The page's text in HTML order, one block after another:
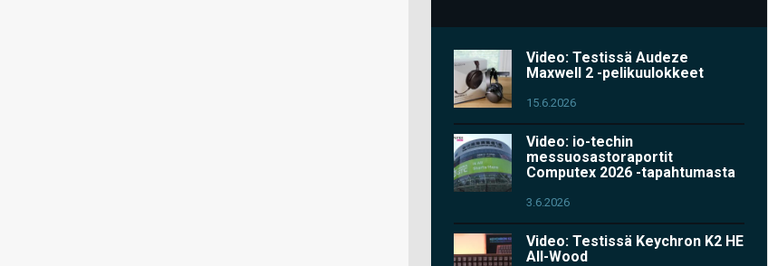
Video: Testissä Audeze
Maxwell 2 -pelikuulokkeet
15.6.2026
Video: io-techin
messuosastoraportit
Computex 2026 -tapahtumasta
3.6.2026
Video: Testissä Keychron K2 HE
All-Wood